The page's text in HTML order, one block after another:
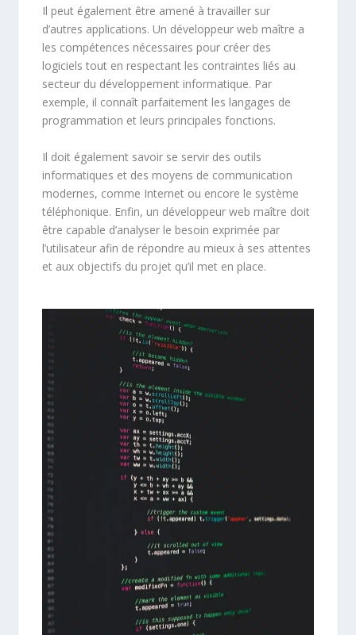
Il peut également être amené à travailler sur
d’autres applications. Un développeur web maître a
les compétences nécessaires pour créer des
logiciels tout en respectant les contraintes liés au
secteur du développement informatique. Par
exemple, il connaît parfaitement les langages de
programmation et leurs principales fonctions.
Il doit également savoir se servir des outils
informatiques et des moyens de communication
modernes, comme Internet ou encore le système
téléphonique. Enfin, un développeur web maître doit
être capable d’analyser le besoin exprimée par
l’utilisateur afin de répondre au mieux à ses attentes
et aux objectifs du projet qu’il met en place.